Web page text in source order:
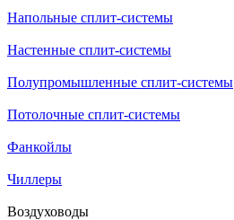
Напольные сплит-системы
Настенные сплит-системы
Полупромышленные сплит-системы
Потолочные сплит-системы
Фанкойлы
Чиллеры
Воздуховоды